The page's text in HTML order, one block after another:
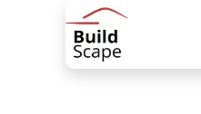
Skip to Content